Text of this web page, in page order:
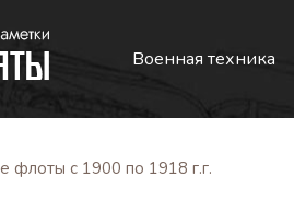
Военная техника
флоты с 1900 по 1918 г.г.